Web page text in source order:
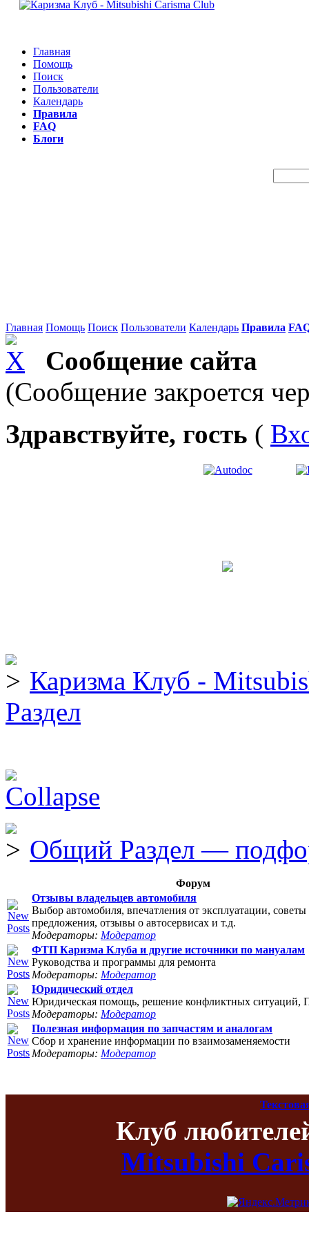
Главная
Помощь
Поиск
Пользователи
Календарь
Правила
FAQ
Блоги
Главная Помощь Поиск Пользователи Календарь Правила
Сообщение сайта
(Сообщение закроется
Здравствуйте, гость (
Каризма Клуб -
Раздел
Общий Раздел —
Форум
Отзывы владельцев автомобиля
Выбор автомобиля, впечатления от эксплуатации, советы
предложения, отзывы о автосервисах и т.д.
Модераторы: Модератор
ФТП Каризма Клуба и другие источники по мануалам
Руководства и программы для ремонта
Модераторы: Модератор
Юридический отдел
Юридическая помощь, решение конфликтных ситуаций,
Модераторы: Модератор
Полезная информация по запчастям и аналогам
Сбор и хранение информации по взаимозаменяемости
Модераторы: Модератор
Клуб
Mitsubishi